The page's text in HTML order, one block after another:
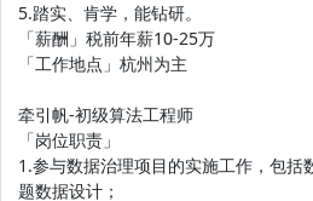
5.踏实、肯学，能钻研。
「薪酬」税前年薪10-25万
「工作地点」杭州为主
牵引帆-初级算法工程师
「岗位职责」
1.参与数据治理项目的实施工作，包括
题数据设计；